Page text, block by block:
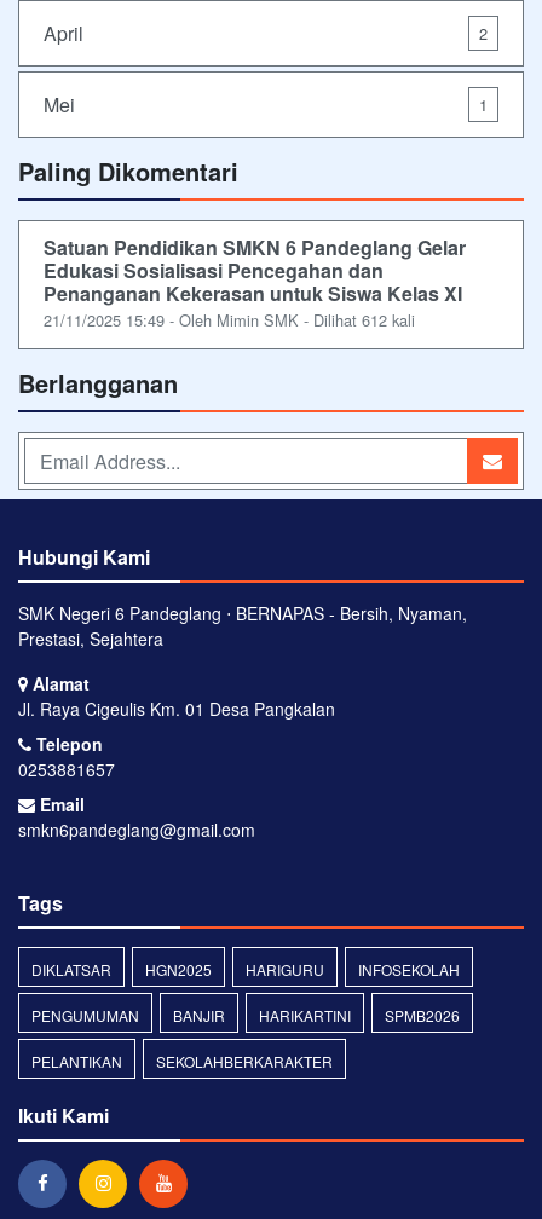
April 2
Mei 1
Paling Dikomentari
Satuan Pendidikan SMKN 6 Pandeglang Gelar
Edukasi Sosialisasi Pencegahan dan
Penanganan Kekerasan untuk Siswa Kelas XI
21/11/2025 15:49 - Oleh Mimin SMK - Dilihat 612 kali
Berlangganan
Hubungi Kami
SMK Negeri 6 Pandeglang ⋅ BERNAPAS - Bersih, Nyaman,
Prestasi, Sejahtera
Alamat
Jl. Raya Cigeulis Km. 01 Desa Pangkalan
Telepon
0253881657
Email
smkn6pandeglang@gmail.com
Tags
DIKLATSAR HGN2025 HARIGURU INFOSEKOLAH
PENGUMUMAN BANJIR HARIKARTINI SPMB2026
PELANTIKAN SEKOLAHBERKARAKTER
Ikuti Kami